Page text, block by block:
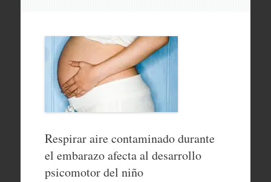
Respirar aire contaminado durante
el embarazo afecta al desarrollo
psicomotor del niño